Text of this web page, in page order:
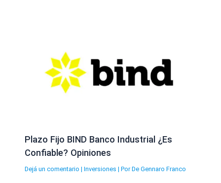
Plazo Fijo BIND Banco Industrial ¿Es
Confiable? Opiniones
Dejá un comentario | Inversiones | Por De Gennaro Franco